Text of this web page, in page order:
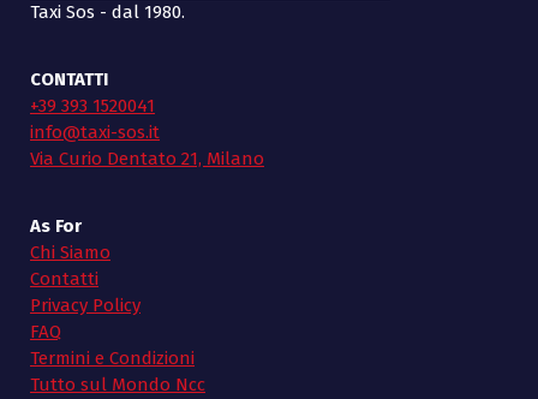
Taxi Sos - dal 1980.
CONTATTI
+39 393 1520041
info@taxi-sos.it
Via Curio Dentato 21, Milano
As For
Chi Siamo
Contatti
Privacy Policy
FAQ
Termini e Condizioni
Tutto sul Mondo Ncc